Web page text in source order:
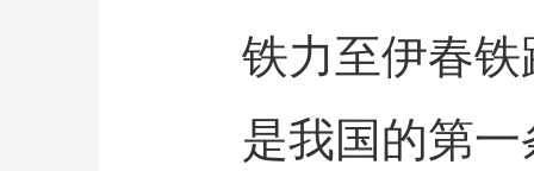
铁力至伊春
是我国的第